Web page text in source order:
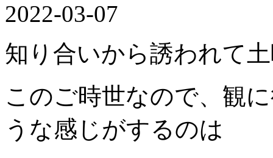
2022-03-07
知り合いから誘われて
このご時世なので、観
うな感じがするのは